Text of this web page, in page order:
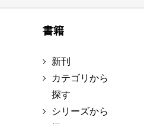
書籍
新刊
カテゴリから
探す
シリーズから